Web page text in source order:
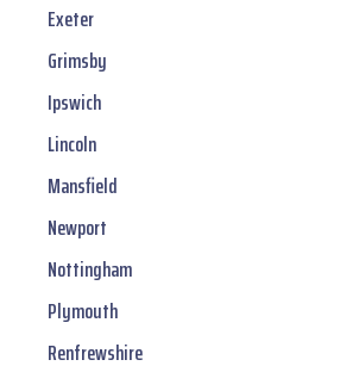
Exeter
Grimsby
Ipswich
Lincoln
Mansfield
Newport
Nottingham
Plymouth
Renfrewshire